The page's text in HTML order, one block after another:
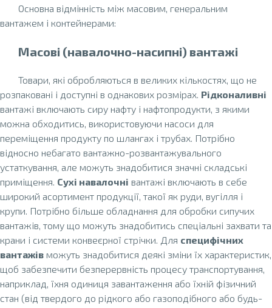
Основна відмінність між масовим, генеральним
вантажем і контейнерами:
Масові (навалочно-насипні) вантажі
Товари, які обробляються в великих кількостях, що не
розпаковані і доступні в однакових розмірах. Рідконаливні
вантажі включають сиру нафту і нафтопродукти, з якими
можна обходитись, використовуючи насоси для
переміщення продукту по шлангах і трубах. Потрібно
відносно небагато вантажно-розвантажувального
устаткування, але можуть знадобитися значні складські
приміщення. Сухі навалочні вантажі включають в себе
широкий асортимент продукції, такої як руди, вугілля і
крупи. Потрібно більше обладнання для обробки сипучих
вантажів, тому що можуть знадобитись спеціальні захвати та
крани і системи конвеєрної стрічки. Для специфічних
вантажів можуть знадобитися деякі зміни їх характеристик,
щоб забезпечити безперервність процесу транспортування,
наприклад, їхня одиниця завантаження або їхній фізичний
стан (від твердого до рідкого або газоподібного або будь-